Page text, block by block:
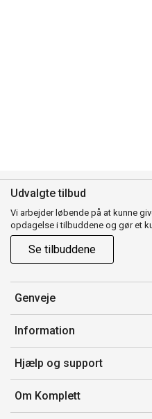
Udvalgte tilbud
Vi arbejder løbende på at kunne
opdagelse i tilbuddene og gør et
Se tilbuddene
Genveje
Min side
Ordrehistorik
Gavekort
Information
Salgsbetingelser
Mærker/producent
Fortrydelsesret
Hjælp og support
Kontakt os
Kundeservice
Om Komplett